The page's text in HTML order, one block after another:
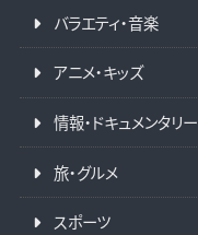
バラエティ・音楽
アニメ・キッズ
情報・ドキュメンタリー
旅・グルメ
スポーツ